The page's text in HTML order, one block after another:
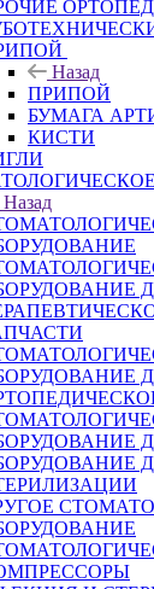
Назад
ПРИПОЙ
БУМАГА
КИСТИ
Назад